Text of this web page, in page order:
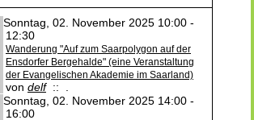
Sonntag, 02. November 2025 10:00 -
12:30
Wanderung "Auf zum Saarpolygon auf der
Ensdorfer Bergehalde" (eine Veranstaltung
der Evangelischen Akademie im Saarland)
von delf:: .
Sonntag, 02. November 2025 14:00 -
16:00